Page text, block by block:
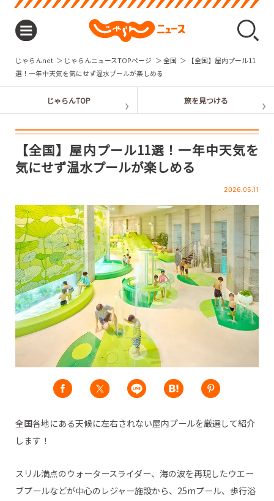
じゃらんnet じゃらんニュースTOPページ 全国
【全国】屋内プール11
選！一年中天気を気にせず温水プールが楽しめる
2026.05.11
【全国】屋内プール11選！一年中天気を
気にせず温水プールが楽しめる
全国各地にある天候に左右されない屋内プールを厳選して紹介
します！
スリル満点のウォータースライダー、海の波を再現したウエー
ブプールなどが中心のレジャー施設から、25mプール、歩行浴